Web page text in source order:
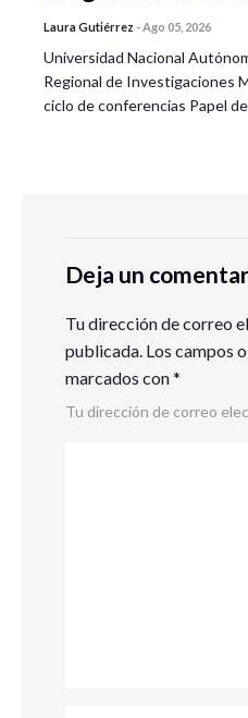
Laura Gutiérrez -Ago 05, 2026
Universidad Nacional
Regional de Investigaciones
ciclo de conferencias Papel
Deja un
Tu dirección de correo
publicada. Los campos
marcados con*
Tu dirección de correo